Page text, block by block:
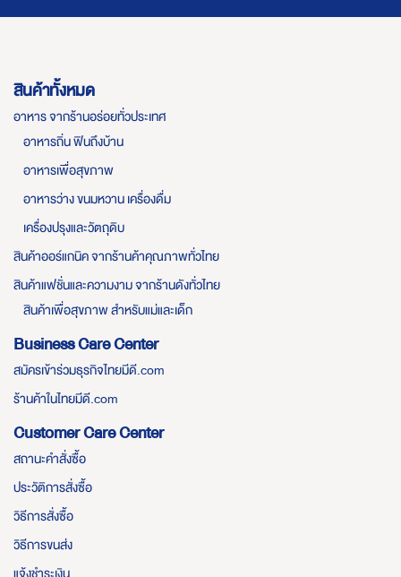
สินค้าทั้งหมด
อาหาร จากร้านอร่อยทั่วประเทศ
อาหารถิ่น ฟินถึงบ้าน
อาหารเพื่อสุขภาพ
อาหารว่าง ขนมหวาน เครื่องดื่ม
เครื่องปรุงและวัตถุดิบ
สินค้าออร์แกนิค จากร้านค้าคุณภาพทั่วไทย
สินค้าแฟชั่นและความงาม จากร้านดังทั่วไทย
สินค้าเพื่อสุขภาพ สำหรับแม่และเด็ก
Business Care Center
สมัครเข้าร่วมธุรกิจไทยมีดี.com
ร้านค้าในไทยมีดี.com
Customer Care Center
สถานะคำสั่งซื้อ
ประวัติการสั่งซื้อ
วิธีการสั่งซื้อ
วิธีการขนส่ง